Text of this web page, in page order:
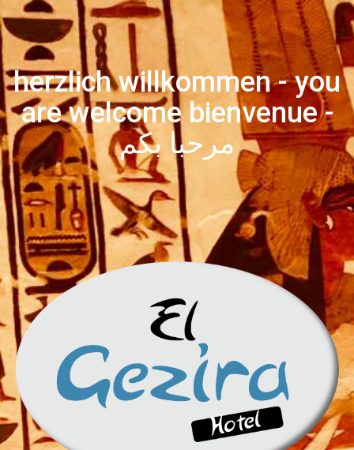
herzlich willkommen - you
are welcome bienvenue -
مر حبا بكم